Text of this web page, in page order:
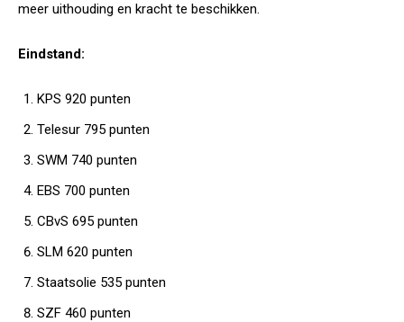
meer uithouding en kracht te beschikken.
Eindstand:
KPS 920 punten
Telesur 795 punten
SWM 740 punten
EBS 700 punten
CBvS 695 punten
SLM 620 punten
Staatsolie 535 punten
SZF 460 punten